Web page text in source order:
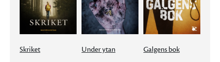
Skriket Under ytan Galgens bok